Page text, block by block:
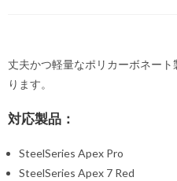
丈夫かつ軽量なポリカーボネー
ります。
対応製品：
SteelSeries Apex Pro
SteelSeries Apex 7 Red